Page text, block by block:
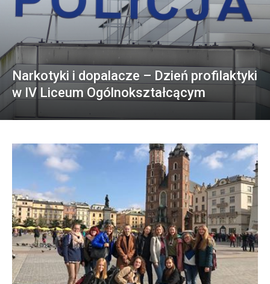
Narkotyki i dopalacze – Dzień profilaktyki
w IV Liceum Ogólnokształcącym